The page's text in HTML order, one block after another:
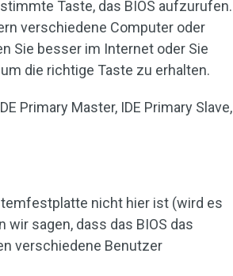
Taste, das BIOS aufzurufen.
verschiedene Computer oder
Sie besser im Internet oder Sie
die richtige Taste zu erhalten.
Primary Master, IDE Primary Slave,
nicht hier ist (wird es
wir sagen, dass das BIOS das
verschiedene Benutzer